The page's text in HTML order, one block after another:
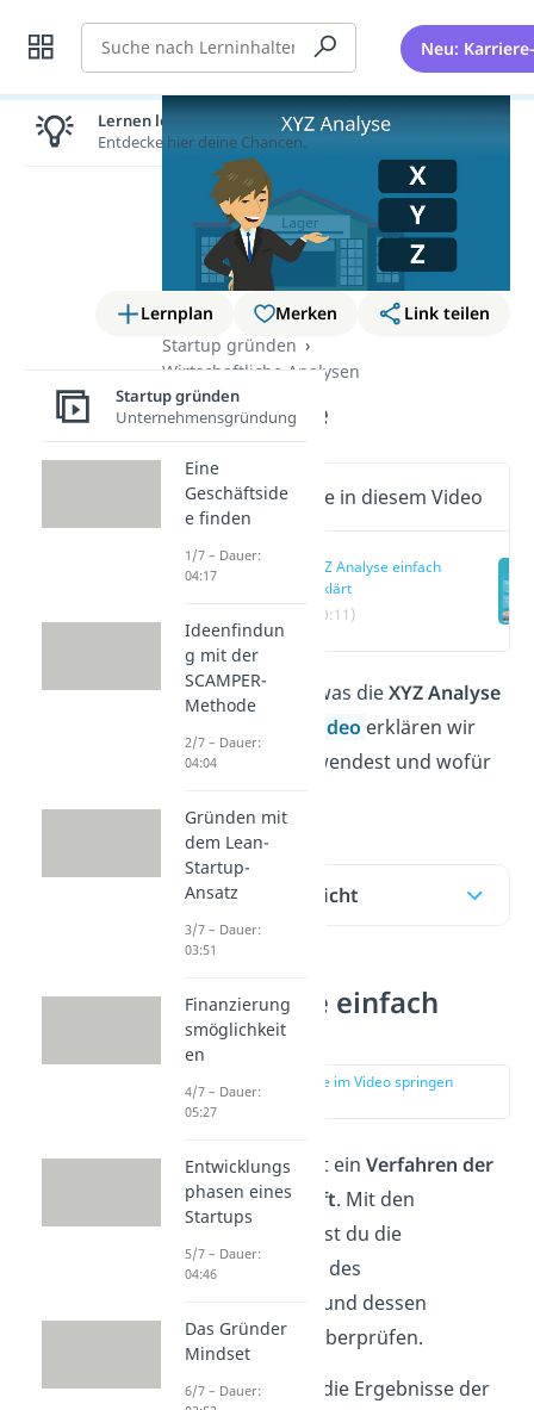
Suche Neu:
Lernplan Merken
Link teilen
Startup gründen
Wirtschaftliche Analysen
XYZ Analyse
Wichtige Inhalte in diesem Video
XYZ Analyse einfach
erklärt
(00:11)
Du willst wissen, was dieXYZ Analyse
Video erklären wir
dir, wie du sie anwendest und wofür
Inhaltsübersicht
XYZ Analyse einfach
erklärt
zur Stelle im Video springen
Die XYZ Analyse ist einVerfahren der
Materialwirtschaft. Mit den
Ergebnissen kannst du die
Vorhersehbarkeit
des
Güterverbrauchs und dessen
Regelmäßigkeit
überprüfen.
Genauso werden die Ergebnisse der
Lernen lohnt sich!
Entdecke hier deine Chancen.
Startup gründen
Unternehmensgründung
Eine
Geschäftside
e finden
1/7 – Dauer:
04:17
Ideenfindun
g mit der
SCAMPER-
Methode
2/7 – Dauer:
04:04
Gründen mit
dem Lean-
Startup-
Ansatz
3/7 – Dauer:
03:51
Finanzierung
smöglichkeit
en
4/7 – Dauer:
05:27
Entwicklungs
phasen eines
Startups
5/7 – Dauer:
04:46
Das Gründer
Mindset
6/7 – Dauer: